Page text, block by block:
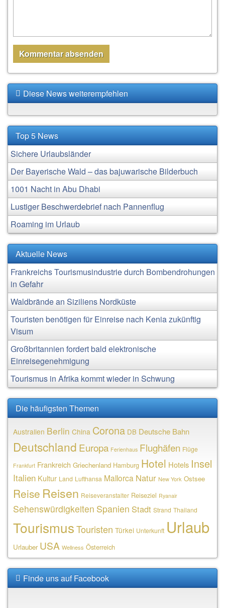
Diese News weiterempfehlen
Top 5 News
Sichere Urlaubsländer
Der Bayerische Wald – das bajuwarische Bilderbuch
1001 Nacht in Abu Dhabi
Lustiger Beschwerdebrief nach Pannenflug
Roaming im Urlaub
Aktuelle News
Frankreichs Tourismusindustrie durch Bombendrohungen
in Gefahr
Waldbrände an Siziliens Nordküste
Touristen benötigen für Einreise nach Kenia zukünftig
Visum
Großbritannien fordert bald elektronische
Einreisegenehmigung
Tourismus in Afrika kommt wieder in Schwung
Die häufigsten Themen
Australien Berlin China Corona DB Deutsche Bahn
Deutschland Europa Ferienhaus Flughäfen Flüge
Frankfurt Frankreich Griechenland Hamburg Hotel Hotels Insel
Italien Kultur Land Lufthansa Mallorca Natur New York Ostsee
Reise Reisen Reiseveranstalter Reiseziel Ryanair
Sehenswürdigkeiten Spanien Stadt Strand Thailand
TourismusTouristen Türkei Unterkunft Urlaub
Urlauber USA Wellness Österreich
Finde uns auf Facebook